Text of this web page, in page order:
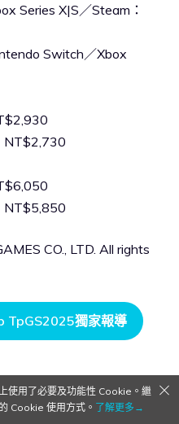
Series X|S／Steam：
Switch／Xbox
NT$2,730
NT$5,850
CO., LTD. All rights
TpGS2025獨家報導
使用了必要及功能性 Cookie。繼
Cookie 使用方式。 了解更多→